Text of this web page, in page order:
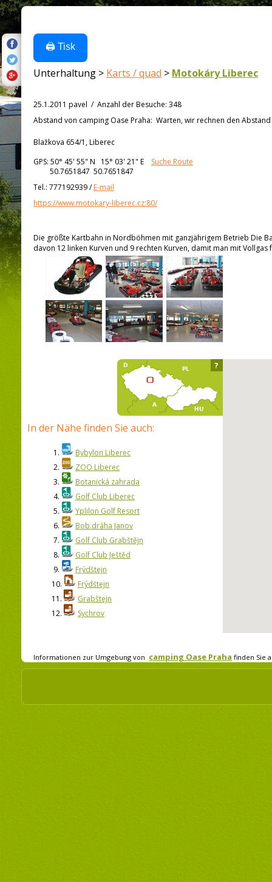
🖨️ Tisk
Unterhaltung > Karts / quad > Motokáry Liberec
25.1.2011 pavel / Anzahl der Besuche: 348
Abstand von camping Oase Praha: Warten, wir rechnen den
Blažkova 654/1, Liberec
GPS: 50° 45' 55" N 15° 03' 21" E
Suche Route
50.7651847 50.7651847
Tel.: 777192939/E-mail
https://www.motokary-liberec.cz:80/
Die größte Kartbahn in Nordböhmen mit ganzjährigem Betrieb Die
davon 12 linken Kurven und 9 rechten Kurven, damit man mit
In der Nähe finden Sie auch:
1.
Bybylon Liberec
2.
ZOO Liberec
3.
Botanická zahrada
4.
Golf Club Liberec
5.
Yplilon Golf Resort
6.
Bob.dráha Janov
7.
Golf Club Grabštějn
8.
Golf Club Ještěd
9.
Frýdštejn
10.
Frýdštejn
11.
Grabštejn
12.
Sychrov
?
Informationen zur Umgebung von camping Oase Praha finden Sie